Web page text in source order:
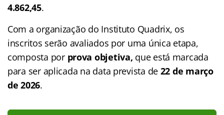
4.862,45.
Com a organização do Instituto Quadrix, os
inscritos serão avaliados por uma única etapa,
composta por prova objetiva, que está marcada
para ser aplicada na data prevista de 22 de março
de 2026.